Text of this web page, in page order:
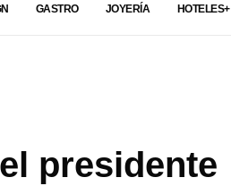
GASTRO JOYERÍA HOTELES+
presidente